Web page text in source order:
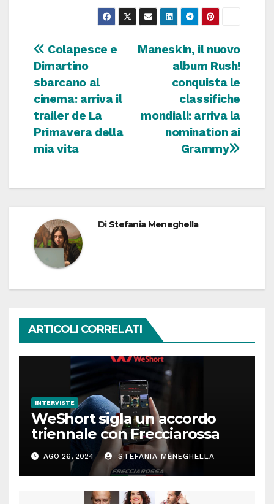
Navigazione
articoli
Maneskin, il nuovo
album Rush!
conquista le
classifiche
mondiali: arriva la
nomination ai
Grammy
Colapesce e
Dimartino
sbarcano al
cinema: arriva il
trailer de La
Primavera della
mia vita
Di Stefania Meneghella
ARTICOLI CORRELATI
INTERVISTE
WeShort sigla un accordo
triennale con Frecciarossa
AGO 26, 2024 STEFANIA MENEGHELLA